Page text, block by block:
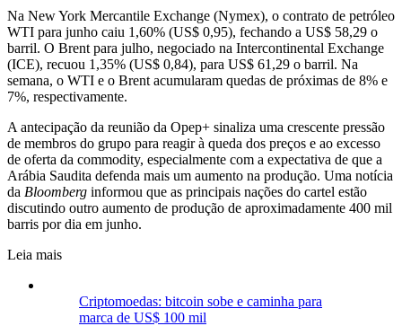
Na New York Mercantile Exchange (Nymex), o contrato de petróleo
WTI para junho caiu 1,60% (US$ 0,95), fechando a US$ 58,29 o
barril. O Brent para julho, negociado na Intercontinental Exchange
(ICE), recuou 1,35% (US$ 0,84), para US$ 61,29 o barril. Na
semana, o WTI e o Brent acumularam quedas de próximas de 8% e
7%, respectivamente.
A antecipação da reunião da Opep+ sinaliza uma crescente pressão
de membros do grupo para reagir à queda dos preços e ao excesso
de oferta da commodity, especialmente com a expectativa de que a
Arábia Saudita defenda mais um aumento na produção. Uma notícia
da Bloomberg informou que as principais nações do cartel estão
discutindo outro aumento de produção de aproximadamente 400 mil
barris por dia em junho.
Leia mais
Criptomoedas: bitcoin sobe e caminha para
marca de US$ 100 mil